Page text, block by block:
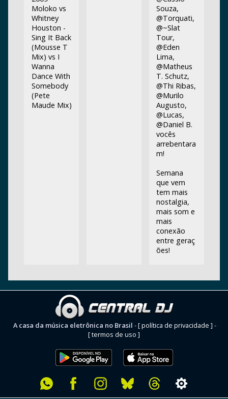
Moloko vs
Whitney
Houston -
Sing It Back
(Mousse T
Mix) vs I
Wanna
Dance With
Somebody
(Pete
Maude Mix)
Souza,
@Torquati,
@~Slat
Tour,
@Eden
Lima,
@Matheus
T. Schutz,
@Thi Ribas,
@Murilo
Augusto,
@Lucas,
@Daniel B.
vocês
arrebentara
m!
Semana
que vem
tem mais
nostalgia,
mais som e
mais
conexão
entre geraç
ões!
A casa da música eletrônica no Brasil -[ política de privacidade ] -
[ termos de uso ]